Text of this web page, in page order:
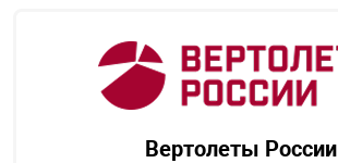
Вертолеты России